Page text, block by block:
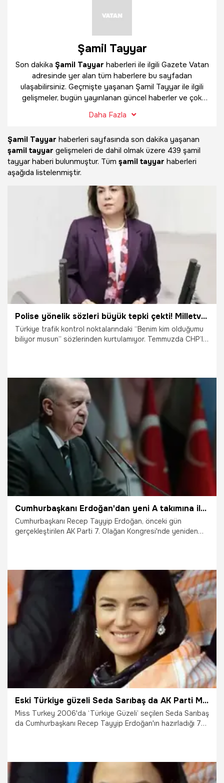
Şamil Tayyar
Son dakika Şamil Tayyar haberleri ile ilgili Gazete Vatan
adresinde yer alan tüm haberlere bu sayfadan
ulaşabilirsiniz. Geçmişte yaşanan Şamil Tayyar ile ilgili
gelişmeler, bugün yayınlanan güncel haberler ve çok
bulabilirsiniz.
Daha Fazla
Şamil Tayyar haberleri sayfasında son dakika yaşanan
şamil tayyar gelişmeleri de dahil olmak üzere 439 şamil
tayyar haberi bulunmuştur. Tüm şamil tayyar haberleri
aşağıda listelenmiştir.
Polise yönelik sözleri büyük tepki çekti! Milletvekili özür diledi
Türkiye trafik kontrol noktalarındaki “Benim kim olduğumu
biliyor musun” sözlerinden kurtulamıyor. Temmuzda CHP’li
24.08.2021 Siyaset
Cumhurbaşkanı Erdoğan'dan yeni A takımına ilk talimat
Cumhurbaşkanı Recep Tayyip Erdoğan, önceki gün
gerçekleştirilen AK Parti 7. Olağan Kongresi'nde yeniden
verdi.
Siyaset
Eski Türkiye güzeli Seda Sarıbaş da AK Parti MKYK listesinde
Miss Turkey 2006'da ‘Türkiye Güzeli’ seçilen Seda Sarıbaş
da Cumhurbaşkanı Recep Tayyip Erdoğan'ın hazırladığı 75